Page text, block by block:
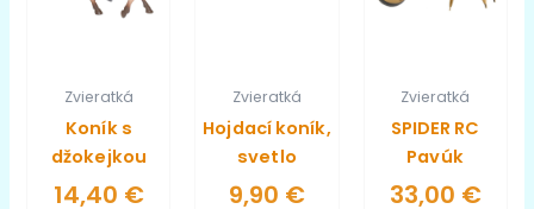
Zvieratká
Koník s
džokejkou
14,40 €
Zvieratká
Hojdací koník,
svetlo
9,90 €
Zvieratká
SPIDER RC
Pavúk
33,00 €